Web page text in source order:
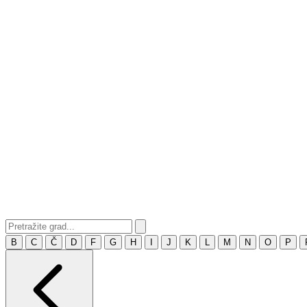
B C Č D F G H J K M N O P